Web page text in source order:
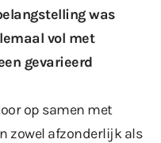
was
vol met
gevarieerd
op samen met
zowel afzonderlijk als